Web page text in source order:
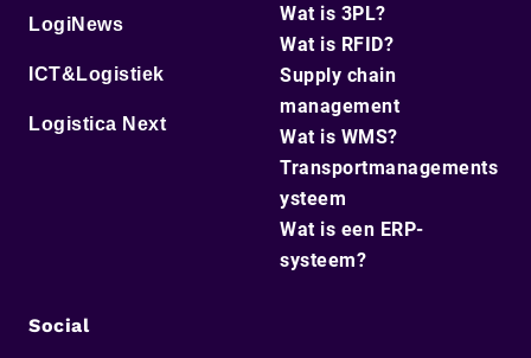
LogiNews
ICT&Logistiek
Logistica Next
Wat is 3PL?
Wat is RFID?
Supply chain
management
Wat is WMS?
Transportmanagements
ysteem
Wat is een ERP-
systeem?
Social